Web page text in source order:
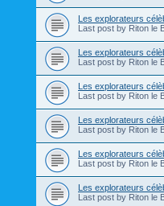
Les explorateurs
Last post by Riton le
Les explorateurs
Last post by Riton le
Les explorateurs
Last post by Riton le
Les explorateurs
Last post by Riton le
Les explorateurs
Last post by Riton le
Les explorateurs
Last post by Riton le